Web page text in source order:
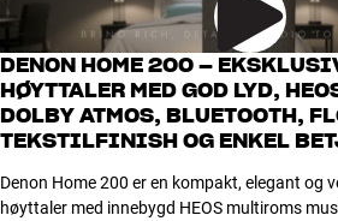
DENON HOME 200 –
HØYTTALER MED GOD LYD,
DOLBY ATMOS, BLUETOOTH,
TEKSTILFINISH OG ENKEL
Denon Home 200 er en kompakt, elegant og
høyttaler med innebygd HEOS multiroms